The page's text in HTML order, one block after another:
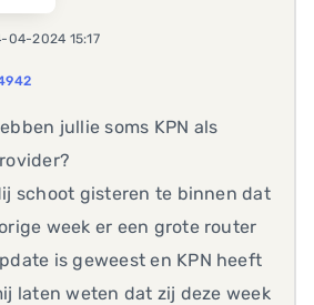
04-2024 15:17
jullie soms KPN als
schoot gisteren te binnen dat
week er een grote router
is geweest en KPN heeft
laten weten dat zij deze week